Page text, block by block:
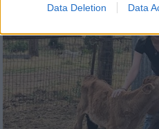
Data Deletion Data